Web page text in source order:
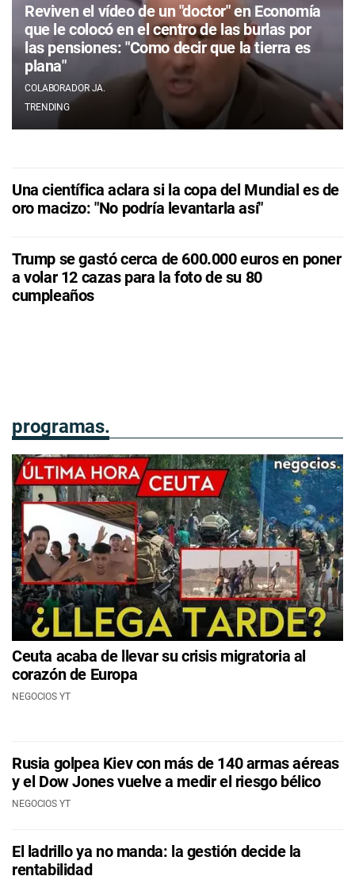
programas.
Ceuta acaba de llevar su crisis migratoria al
corazón de Europa
NEGOCIOS YT
Rusia golpea Kiev con más de 140 armas aéreas
y el Dow Jones vuelve a medir el riesgo bélico
NEGOCIOS YT
El ladrillo ya no manda: la gestión decide la
rentabilidad
TRENDING
Reviven el vídeo de un "doctor" en Economía
que le colocó en el centro de las burlas por
las pensiones: "Como decir que la tierra es
plana"
COLABORADOR JA.
Una científica aclara si la copa del Mundial es de
oro macizo: "No podría levantarla así"
Trump se gastó cerca de 600.000 euros en poner
a volar 12 cazas para la foto de su 80
cumpleaños